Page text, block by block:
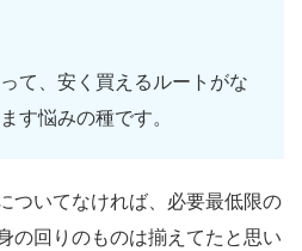
て、安く買えるルートがな
す悩みの種です。
ついてなければ、必要最低限の
の回りのものは揃えてたと思い